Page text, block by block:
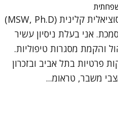
שמי ד"ר תלמה כהן, עובדת סוציאלית קלינית (MSW, Ph.D)
אני בעלת ניסיון עשיר
ניהול והקמת מסגרות טיפוליות.
פרטיות בתל אביב ובזכרון
משבר, טראומ...